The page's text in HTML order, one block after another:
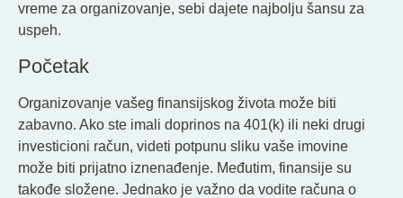
vreme za organizovanje, sebi dajete najbolju šansu za
uspeh.
Početak
Organizovanje vašeg finansijskog života može biti
zabavno. Ako ste imali doprinos na 401(k) ili neki drugi
investicioni račun, videti potpunu sliku vaše imovine
može biti prijatno iznenađenje. Međutim, finansije su
takođe složene. Jednako je važno da vodite računa o